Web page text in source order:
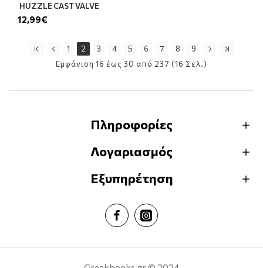
HUZZLE CAST VALVE
12,99€
1 2 3 4 5 6 7 8
9
Εμφάνιση 16 έως 30 από 237 (16 Σελ.)
Πληροφορίες
Λογαριασμός
Εξυπηρέτηση